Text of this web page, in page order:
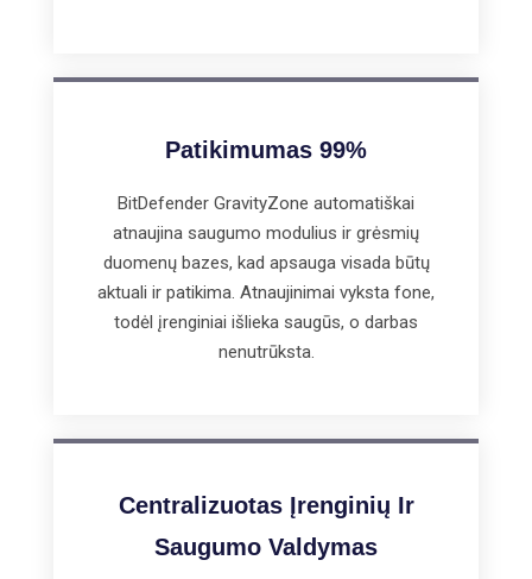
Patikimumas 99%
BitDefender GravityZone automatiškai
atnaujina saugumo modulius ir grėsmių
duomenų bazes, kad apsauga visada būtų
aktuali ir patikima. Atnaujinimai vyksta fone,
todėl įrenginiai išlieka saugūs, o darbas
nenutrūksta.
Centralizuotas Įrenginių Ir
Saugumo Valdymas